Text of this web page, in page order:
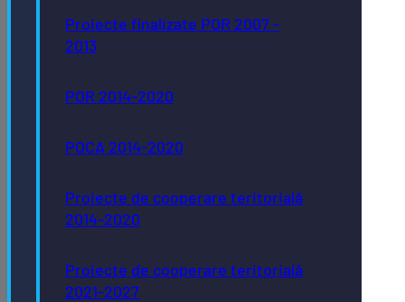
Proiecte finalizate POR 2007 -
2013
POR 2014-2020
POCA 2014-2020
Proiecte de cooperare teritorială
2014-2020
Proiecte de cooperare teritorială
2021-2027